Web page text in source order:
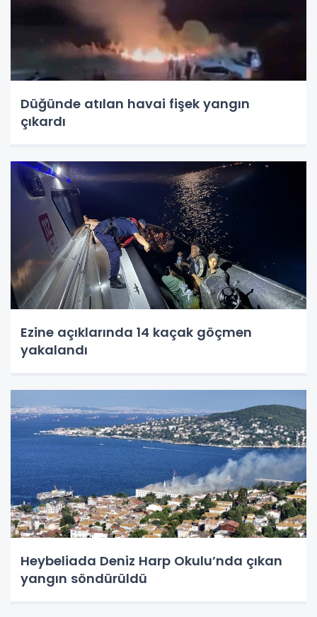
Düğünde atılan havai fişek yangın
çıkardı
Ezine açıklarında 14 kaçak göçmen
yakalandı
Heybeliada Deniz Harp Okulu’nda çıkan
yangın söndürüldü